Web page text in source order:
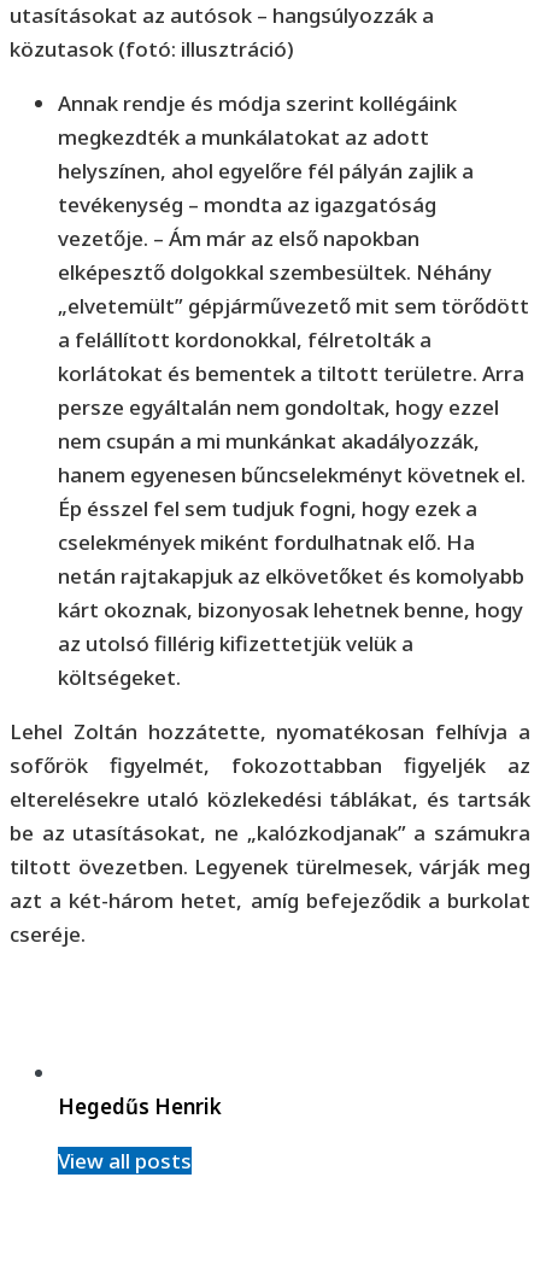
utasításokat az autósok – hangsúlyozzák a
közutasok (fotó: illusztráció)
Annak rendje és módja szerint kollégáink
megkezdték a munkálatokat az adott
helyszínen, ahol egyelőre fél pályán zajlik a
tevékenység – mondta az igazgatóság
vezetője. – Ám már az első napokban
elképesztő dolgokkal szembesültek. Néhány
„elvetemült” gépjárművezető mit sem törődött
a felállított kordonokkal, félretolták a
korlátokat és bementek a tiltott területre. Arra
persze egyáltalán nem gondoltak, hogy ezzel
nem csupán a mi munkánkat akadályozzák,
hanem egyenesen bűncselekményt követnek el.
Ép ésszel fel sem tudjuk fogni, hogy ezek a
cselekmények miként fordulhatnak elő. Ha
netán rajtakapjuk az elkövetőket és komolyabb
kárt okoznak, bizonyosak lehetnek benne, hogy
az utolsó fillérig kifizettetjük velük a
költségeket.
Lehel Zoltán hozzátette, nyomatékosan felhívja a
sofőrök figyelmét, fokozottabban figyeljék az
elterelésekre utaló közlekedési táblákat, és tartsák
be az utasításokat, ne „kalózkodjanak” a számukra
tiltott övezetben. Legyenek türelmesek, várják meg
azt a két-három hetet, amíg befejeződik a burkolat
cseréje.
Hegedűs Henrik
View all posts